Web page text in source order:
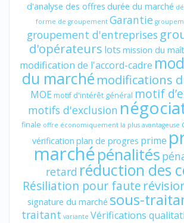
d'analyse des offres durée du marché
forme de groupement Garantie
groupement d'entreprises
d'opérateurs lots mission du
modification de l'accord-cadre
du marché modifications
MOE motif d'intérêt général motif
motifs d'exclusion
finale offre économiquement la plus avantageuse
vérification plan de progres prime
marchépénalités
retard réduction des
Résiliation pour faute
signature du marché sous-
traitant variante Vérifications